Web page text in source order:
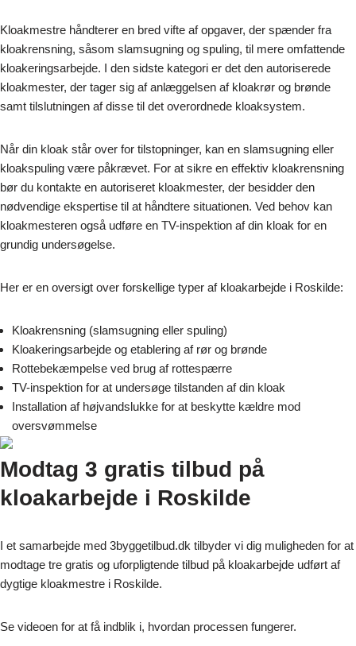
Kloakmestre håndterer en bred vifte af opgaver, der spænder fra
kloakrensning, såsom slamsugning og spuling, til mere omfattende
kloakeringsarbejde. I den sidste kategori er det den autoriserede
kloakmester, der tager sig af anlæggelsen af kloakrør og brønde
samt tilslutningen af disse til det overordnede kloaksystem.
Når din kloak står over for tilstopninger, kan en slamsugning eller
kloakspuling være påkrævet. For at sikre en effektiv kloakrensning
bør du kontakte en autoriseret kloakmester, der besidder den
nødvendige ekspertise til at håndtere situationen. Ved behov kan
kloakmesteren også udføre en TV-inspektion af din kloak for en
grundig undersøgelse.
Her er en oversigt over forskellige typer af kloakarbejde i Roskilde:
Kloakrensning (slamsugning eller spuling)
Kloakeringsarbejde og etablering af rør og brønde
Rottebekæmpelse ved brug af rottespærre
TV-inspektion for at undersøge tilstanden af din kloak
Installation af højvandslukke for at beskytte kældre mod
oversvømmelse
Modtag 3 gratis tilbud på
kloakarbejde i Roskilde
I et samarbejde med 3byggetilbud.dk tilbyder vi dig muligheden for at
modtage tre gratis og uforpligtende tilbud på kloakarbejde udført af
dygtige kloakmestre i Roskilde.
Se videoen for at få indblik i, hvordan processen fungerer.